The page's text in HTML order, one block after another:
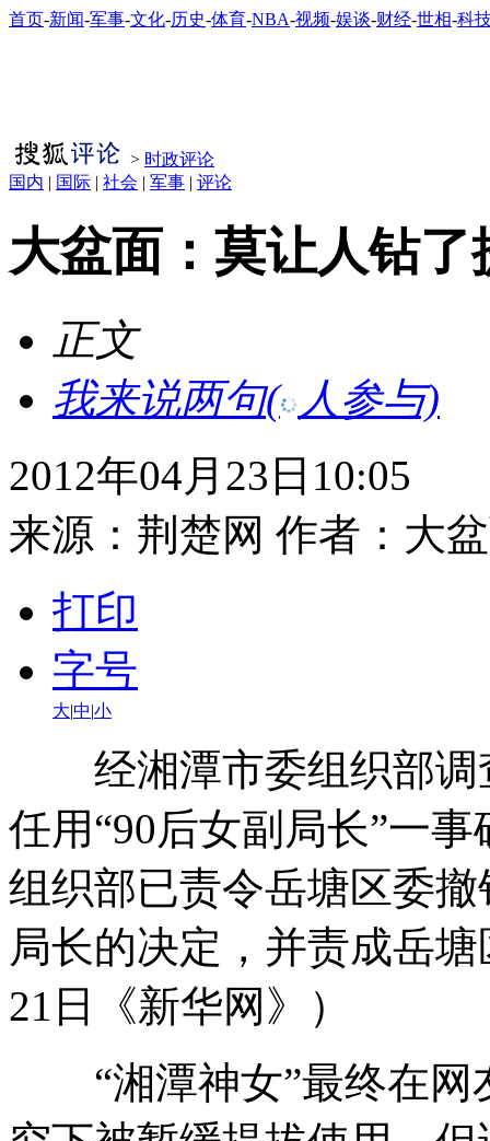
首页-新闻-军事-文化-历史-体育-NBA-视频-娱谈-财经-世相-科
> 时政评论
国内 | 国际 | 社会 | 军事 | 评论
大盆面：莫让人钻
正文
我来说两句( 人参与)
2012年04月23日10:05
来源： 荆楚网 作者：大
打印
字号
大|中|小
经湘潭市委组织部调
任用“90后女副局长”一
组织部已责令岳塘区委
局长的决定，并责成岳
21日《新华网》）
“湘潭神女”最终在网